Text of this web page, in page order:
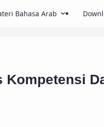
Bahasa Arab
Kompetensi